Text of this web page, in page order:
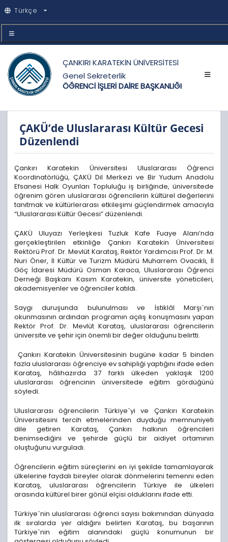
Türkçe
ÇANKIRI KARATEKİN ÜNİVERSİTESİ
Genel Sekreterlik
ÖĞRENCİ İŞLERİ DAİRE BAŞKANLIĞI
ÇAKÜ’de Uluslararası Kültür Gecesi
Düzenlendi
Çankırı Karatekin Üniversitesi Uluslararası Öğrenci
Koordinatörlüğü, ÇAKÜ Dil Merkezi ve Bir Yudum Anadolu
Efsanesi Halk Oyunları Topluluğu iş birliğinde, üniversitede
öğrenim gören uluslararası öğrencilerin kültürel değerlerini
tanıtmak ve kültürlerarası etkileşimi güçlendirmek amacıyla
“Uluslararası Kültür Gecesi” düzenlendi.
ÇAKÜ Uluyazı Yerleşkesi Tuzluk Kafe Fuaye Alanı’nda
gerçekleştirilen etkinliğe Çankırı Karatekin Üniversitesi
Rektörü Prof. Dr. Mevlüt Karataş, Rektör Yardımcısı Prof. Dr. M.
Nuri Öner, İl Kültür ve Turizm Müdürü Muharrem Ovacıklı, İl
Göç İdaresi Müdürü Osman Karaca, Uluslararası Öğrenci
Derneği Başkanı Kasım Karatekin, üniversite yöneticileri,
akademisyenler ve öğrenciler katıldı.
Saygı duruşunda bulunulması ve İstiklâl Marşı`nın
okunmasının ardından programın açılış konuşmasını yapan
Rektör Prof. Dr. Mevlüt Karataş, uluslararası öğrencilerin
üniversite ve şehir için önemli bir değer olduğunu belirtti.
Çankırı Karatekin Üniversitesinin bugüne kadar 5 binden
fazla uluslararası öğrenciye ev sahipliği yaptığını ifade eden
Karataş, hâlihazırda 37 farklı ülkeden yaklaşık 1200
uluslararası öğrencinin üniversitede eğitim gördüğünü
söyledi.
Uluslararası öğrencilerin Türkiye`yi ve Çankırı Karatekin
Üniversitesini tercih etmelerinden duyduğu memnuniyeti
dile getiren Karataş, Çankırı halkının öğrencileri
benimsediğini ve şehirde güçlü bir aidiyet ortamının
oluştuğunu vurguladı.
Öğrencilerin eğitim süreçlerini en iyi şekilde tamamlayarak
ülkelerine faydalı bireyler olarak dönmelerini temenni eden
Karataş, uluslararası öğrencilerin Türkiye ile ülkeleri
arasında kültürel birer gönül elçisi olduklarını ifade etti.
Türkiye`nin uluslararası öğrenci sayısı bakımından dünyada
ilk sıralarda yer aldığını belirten Karataş, bu başarının
Türkiye`nin eğitim alanındaki güçlü konumunun bir